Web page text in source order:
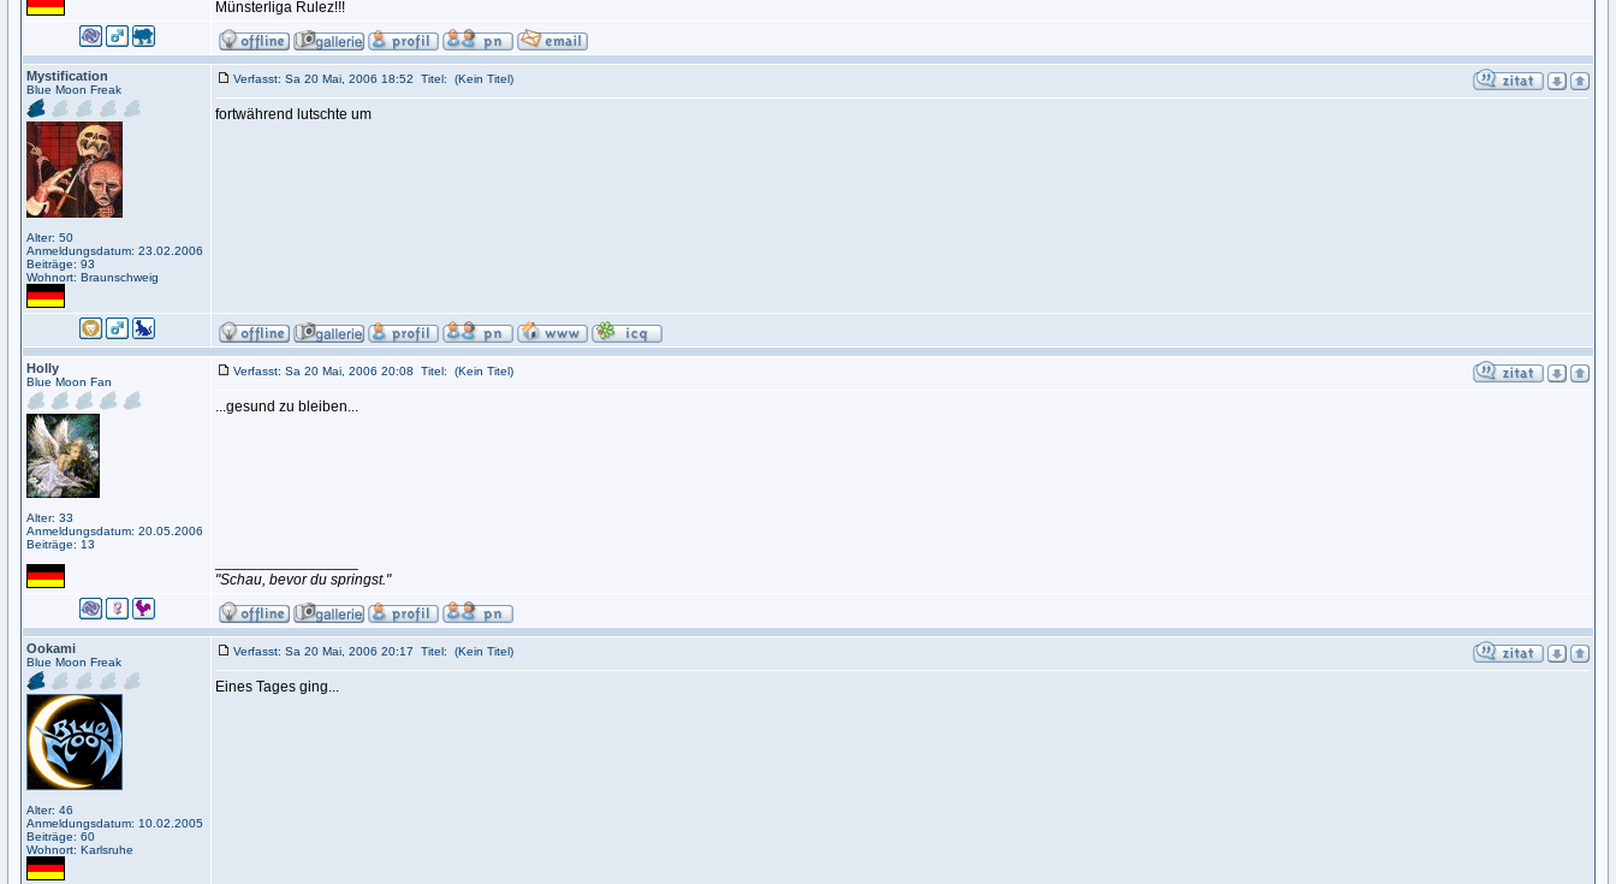
Münsterliga Rulez!!!
Mystification
Blue Moon Freak
Alter: 50
Anmeldungsdatum: 23.02.2006
Beiträge: 93
Wohnort: Braunschweig
Verfasst: Sa 20 Mai, 2006 18:52 Titel: (Kein Titel)
fortwährend lutschte um
Holly
Blue Moon Fan
Alter: 33
Anmeldungsdatum: 20.05.2006
Beiträge: 13
Verfasst: Sa 20 Mai, 2006 20:08 Titel: (Kein Titel)
...gesund zu bleiben...
"Schau, bevor du springst."
Ookami
Blue Moon Freak
Alter: 46
Anmeldungsdatum: 10.02.2005
Beiträge: 60
Wohnort: Karlsruhe
Verfasst: Sa 20 Mai, 2006 20:17 Titel: (Kein Titel)
Eines Tages ging...